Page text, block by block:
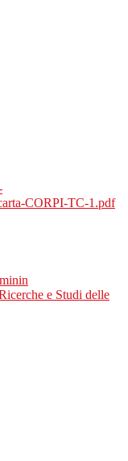
CORPI-TC-1.pdf
e Studi delle